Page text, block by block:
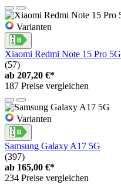
Varianten
Xiaomi Redmi Note 15 Pro 5G
(57)
ab 207,20 €*
187 Preise vergleichen
Varianten
Samsung Galaxy A17 5G
(397)
ab 165,00 €*
234 Preise vergleichen